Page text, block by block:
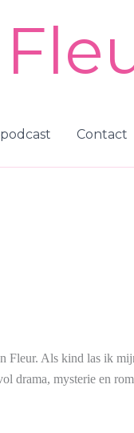
Contact
Als kind las ik
drama, mysterie en